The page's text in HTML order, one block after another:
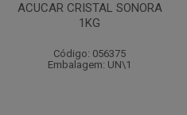
ACUCAR CRISTAL SONORA
1KG
Código: 056375
Embalagem: UN\1